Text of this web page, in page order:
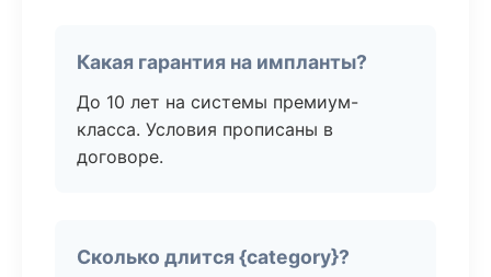
Какая гарантия на импланты?
До 10 лет на системы премиум-
класса. Условия прописаны в
договоре.
Сколько длится {category}?